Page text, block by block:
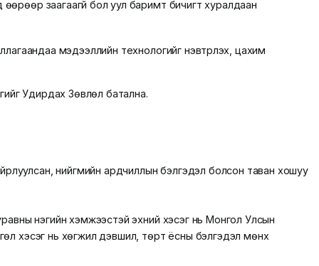
заагаагүй бол уул баримт бичигт хуралдаан
мэдээллийн технологийг нэвтрүүлэх, цахим
Удирдах Зөвлөл батална.
нийгмийн ардчиллын бэлгэдэл болсон таван хошуу
нэгийн хэмжээстэй эхний хэсэг нь Монгол Улсын
хэсэг нь хөгжил дэвшил, төрт ёсны бэлгэдэл мөнх